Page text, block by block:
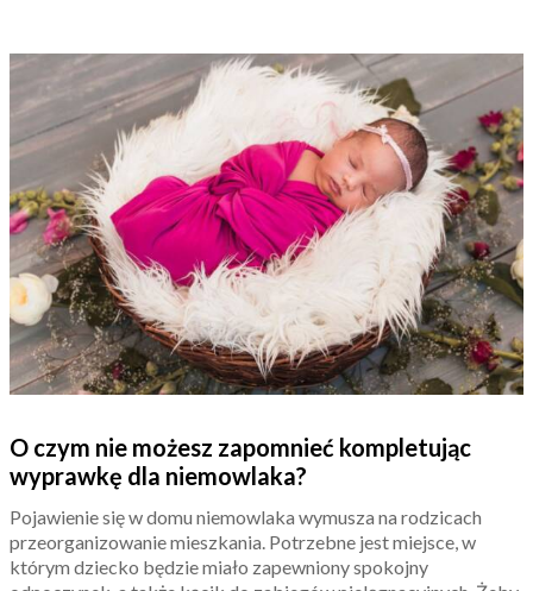
O czym nie możesz zapomnieć kompletując
wyprawkę dla niemowlaka?
Pojawienie się w domu niemowlaka wymusza na rodzicach
przeorganizowanie mieszkania. Potrzebne jest miejsce, w
którym dziecko będzie miało zapewniony spokojny